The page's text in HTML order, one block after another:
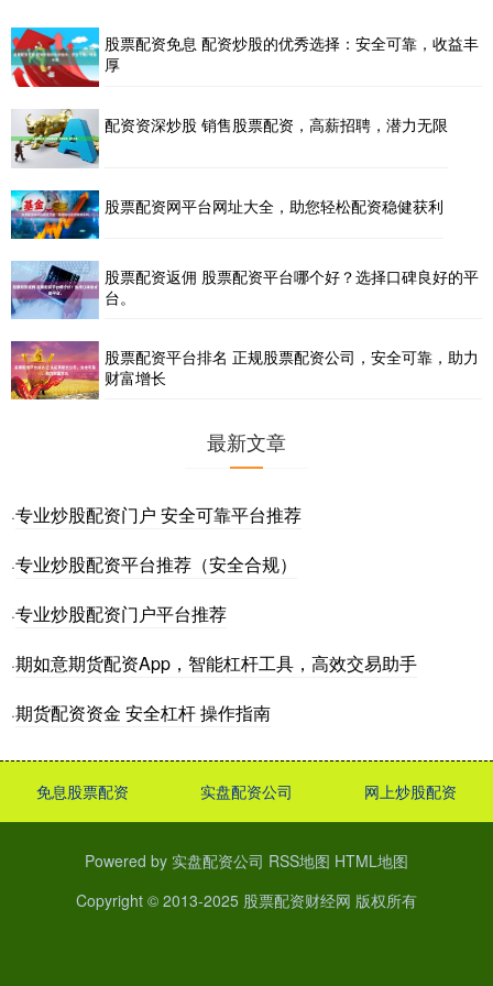
股票配资免息 配资炒股的优秀选择：安全可靠，收益丰
厚
配资资深炒股 销售股票配资，高薪招聘，潜力无限
股票配资网平台网址大全，助您轻松配资稳健获利
股票配资返佣 股票配资平台哪个好？选择口碑良好的平
台。
股票配资平台排名 正规股票配资公司，安全可靠，助力
财富增长
最新文章
·专业炒股配资门户 安全可靠平台推荐
·专业炒股配资平台推荐（安全合规）
·专业炒股配资门户平台推荐
·期如意期货配资App，智能杠杆工具，高效交易助手
·期货配资资金 安全杠杆 操作指南
免息股票配资 实盘配资公司 网上炒股配资
Powered by 实盘配资公司 RSS地图 HTML地图
Copyright © 2013-2025 股票配资财经网 版权所有